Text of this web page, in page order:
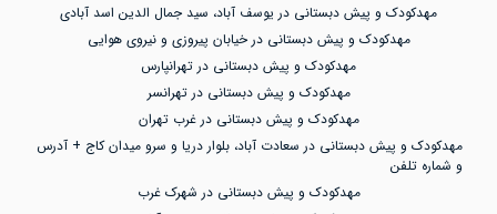
مهدکودک و پیش دبستانی در یوسف آباد، سید جمال الدین اسد آبادی
مهدکودک و پیش دبستانی در خیابان پیروزی و نیروی هوایی
مهدکودک و پیش دبستانی در تهرانپارس
مهدکودک و پیش دبستانی در تهرانسر
مهدکودک و پیش دبستانی در غرب تهران
مهدکودک و پیش دبستانی در سعادت آباد، بلوار دریا و سرو میدان کاج + آدرس
و شماره تلفن
مهدکودک و پیش دبستانی در شهرک غرب